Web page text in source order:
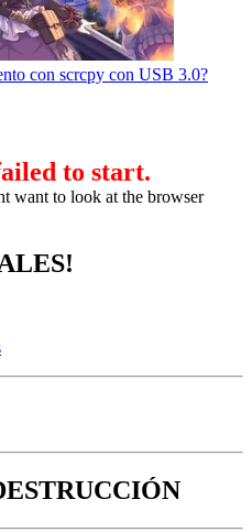
con scrcpy con USB 3.0?
to start.
want to look at the browser